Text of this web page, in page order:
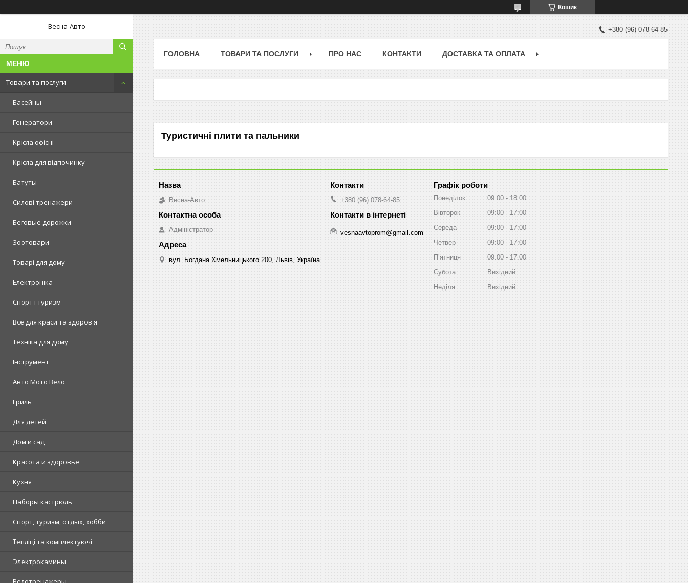
Кошик
Весна-Авто
Товари та послуги
Басейны
Генератори
Kрісла oфісні
Крісла для відпочинку
Батуты
Силові тренажери
Беговые дорожки
Зоотовари
Товарі для дому
Електроніка
Спорт і туризм
Все для краси та здоров'я
Техніка для дому
Інструмент
Авто Мото Вело
Гриль
Для детей
Дом и сад
Красота и здоровье
Кухня
Наборы кастрюль
Спорт, туризм, отдых, хобби
Тепліці та комплектуючі
Электрокамины
+380 (96) 078-64-85
ГОЛОВНА ТОВАРИ ТА ПОСЛУГИ ПРО НАС КОНТАКТИ ДОСТАВКА ТА ОПЛАТА
Туристичні плити та пальники
Весна-Авто
Адміністратор
вул. Богдана Хмельницького 200, Львів, Україна
+380 (96) 078-64-85
vesnaavtoprom@gmail.com
Графік роботи
Понеділок 09:00
18:00
Вівторок
09:00
17:00
Середа
09:00
17:00
Четвер
09:00
17:00
Пʼятниця
09:00
17:00
Субота
Вихідний
Неділя
Вихідний